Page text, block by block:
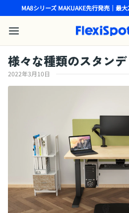
MA8シリーズ MAKUAKE先行発売｜最
様々な種類のスタン
2022年3月10日